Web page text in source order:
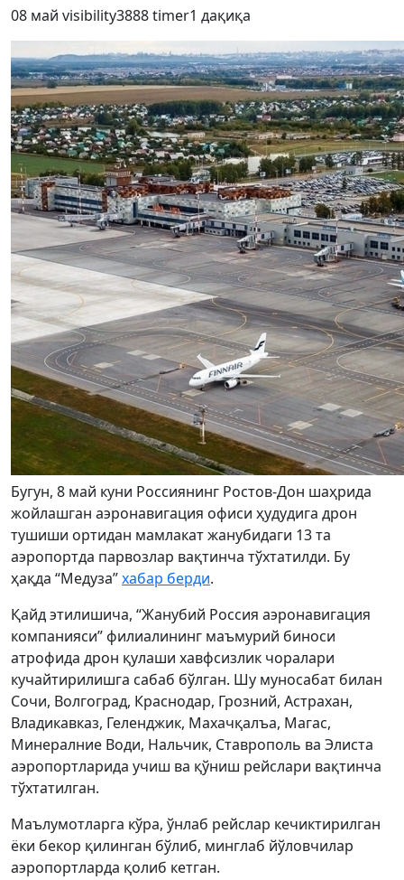
08 май visibility3888timer1 дақиқа
Бугун, 8 май куни Россиянинг Ростов-Дон шаҳрида
жойлашган аэронавигация офиси ҳудудига дрон
тушиши ортидан мамлакат жанубидаги 13 та
аэропортда парвозлар вақтинча тўхтатилди. Бу
ҳақда “Медуза”хабар берди.
Қайд этилишича, “Жанубий Россия аэронавигация
компанияси” филиалининг маъмурий биноси
атрофида дрон қулаши хавфсизлик чоралари
кучайтирилишга сабаб бўлган. Шу муносабат билан
Сочи, Волгоград, Краснодар, Грозний, Астрахан,
Владикавказ, Геленджик, Махачқалъа, Магас,
Минералние Води, Нальчик, Ставрополь ва Элиста
аэропортларида учиш ва қўниш рейслари вақтинча
тўхтатилган.
Маълумотларга кўра, ўнлаб рейслар кечиктирилган
ёки бекор қилинган бўлиб, минглаб йўловчилар
аэропортларда қолиб кетган.